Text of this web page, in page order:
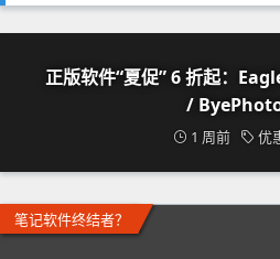
正版软件“夏促” 6 折起：
/
1 周前 优
笔记软件终结者？